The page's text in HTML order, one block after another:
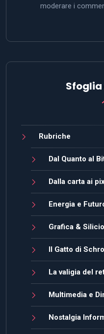
moderare i
Rubriche
Dal Quanto al
Dalla carta ai
Energia e
Grafica & Silicio
Il Gatto di
La valigia del
Multimedia e
Nostalgia